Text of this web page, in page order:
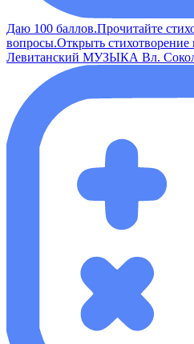
Даю 100 баллов.Прочитайте
вопросы.Открыть
Левитанский МУЗЫКА Вл.